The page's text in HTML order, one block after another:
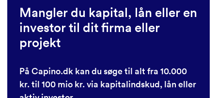
Mangler du kapital, lån eller en
investor til dit firma eller
projekt
På Capino.dk kan du søge til alt fra 10.000
kr. til 100 mio kr. via kapitalindskud, lån eller